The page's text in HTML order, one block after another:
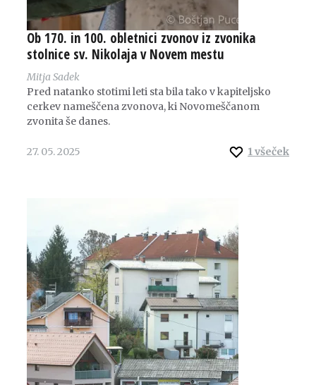
Ob 170. in 100. obletnici zvonov iz zvonika
stolnice sv. Nikolaja v Novem mestu
Mitja Sadek
Pred natanko stotimi leti sta bila tako v kapiteljsko
cerkev nameščena zvonova, ki Novomeščanom
zvonita še danes.
1všeček
27. 05. 2025